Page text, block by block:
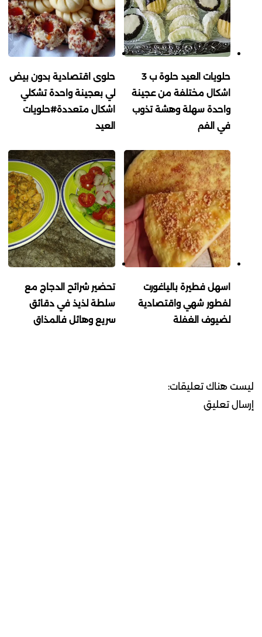
حلويات العيد حلوة ب 3
اشكال مختلفة من عجينة
واحدة سهلة وهشة تذوب
في الفم
حلوى اقتصادية بدون بيض
لي بعجينة واحدة تشكلي
اشكال متعددة#حلويات
العيد
اسهل فطيرة بالياغورت
لفطور شهي واقتصادية
لضيوف الغفلة
تحضير شرائح الدجاج مع
سلطة لذيذ في دقائق
سريع وهائل فالمذاق
ليست هناك تعليقات:
إرسال تعليق